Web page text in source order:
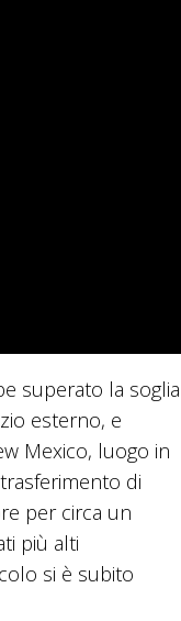
superato la soglia
esterno, e
Mexico, luogo in
di
per circa un
più alti
si è subito